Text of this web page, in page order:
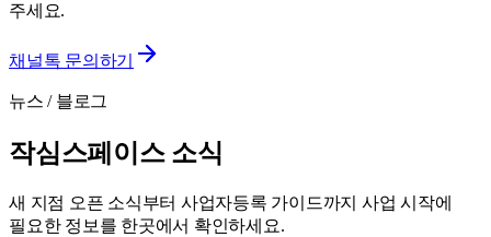
주세요.
채널톡 문의하기
뉴스 / 블로그
작심스페이스 소식
새 지점 오픈 소식부터 사업자등록 가이드까지 사업 시작에
필요한 정보를 한곳에서 확인하세요.